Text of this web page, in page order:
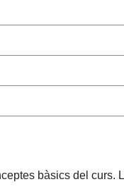
bàsics del curs.